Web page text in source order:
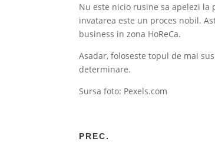
Nu este nicio rusine sa apelezi
invatarea este un proces nobil.
business in zona HoReCa.
Asadar, foloseste topul de mai
determinare.
Sursa foto: Pexels.com
PREC.